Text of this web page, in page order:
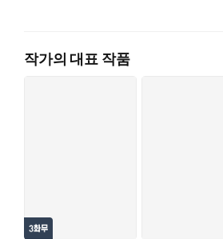
작가의 대표 작품